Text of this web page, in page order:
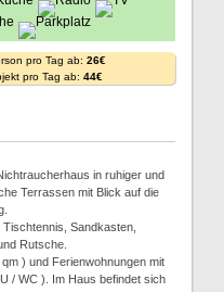
pro Tag ab: 26€
pro Tag ab: 44€
in ruhiger und
Terrassen mit Blick auf die
Sandkasten,
Rutsche.
) und Ferienwohnungen mit
/ WC ). Im Haus befindet sich